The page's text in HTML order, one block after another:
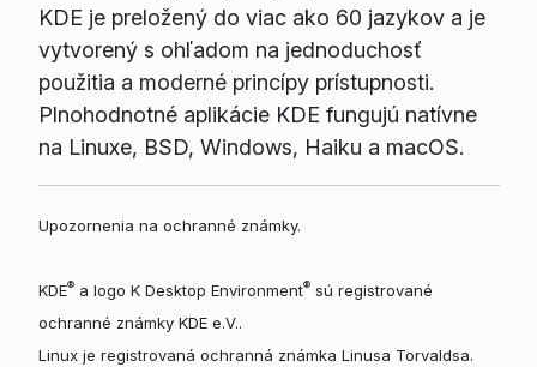
KDE je preložený do viac ako 60 jazykov a je
vytvorený s ohľadom na jednoduchosť
použitia a moderné princípy prístupnosti.
Plnohodnotné aplikácie KDE fungujú natívne
na Linuxe, BSD, Windows, Haiku a macOS.
Upozornenia na ochranné známky.
KDE®a logo K Desktop Environment®sú registrované
ochranné známky KDE e.V..
Linux je registrovaná ochranná známka Linusa Torvaldsa.